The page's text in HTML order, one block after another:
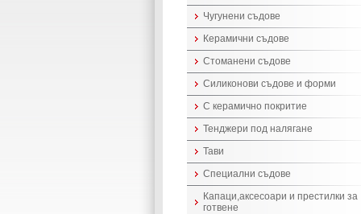
Чугунени съдове
Керамични съдове
Стоманени съдове
Силиконови съдове и форми
С керамично покритие
Тенджери под налягане
Тави
Специални съдове
Капаци,аксесоари и престилки за
готвене